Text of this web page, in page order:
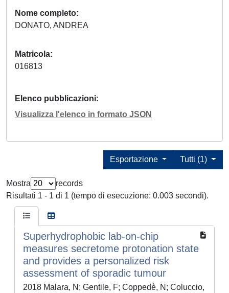
Nome completo
DONATO, ANDREA
Matricola
016813
Elenco pubblicazioni
Visualizza l'elenco in formato JSON
Tutti (1)
Esportazione
Mostra
records
Risultati 1 - 1 di 1 (tempo di esecuzione: 0.003 secondi).
Superhydrophobic lab-on-chip
measures secretome protonation state
and provides a personalized risk
assessment of sporadic tumour
2018 Malara, N; Gentile, F; Coppedè, N; Coluccio,